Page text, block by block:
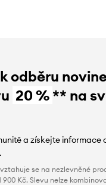
odběru
20 %** na
a získejte informace
se na nezlevněné
900 Kč. Slevu nelze